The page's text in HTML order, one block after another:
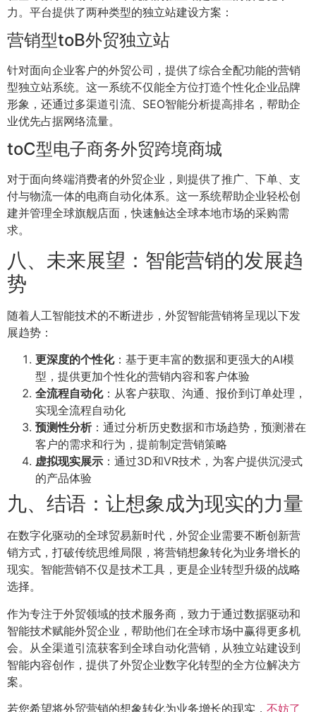
力。平台提供了两种类型的独立站建设方案：
营销型toB外贸独立站
针对面向企业客户的外贸公司，提供了综合全配功能的营销
型独立站系统。这一系统不仅能全方位打造个性化企业品牌
形象，还通过多渠道引流、SEO智能分析提高排名，帮助企
业优先占据网络流量。
toC型电子商务外贸跨境商城
对于面向终端消费者的外贸企业，则提供了推广、下单、支
付与物流一体的电商自动化体系。这一系统帮助企业轻松创
建并管理全球旗舰店面，快速触达全球本地市场的采购需
求。
八、未来展望：智能营销的发展趋
势
随着人工智能技术的不断进步，外贸智能营销将呈现以下发
展趋势：
更深度的个性化：基于更丰富的数据和更强大的AI模
型，提供更加个性化的营销内容和客户体验
全流程自动化：从客户获取、沟通、报价到订单处理，
实现全流程自动化
预测性分析：通过分析历史数据和市场趋势，预测潜在
客户的需求和行为，提前制定营销策略
虚拟现实展示 ：通过3D和VR技术，为客户提供沉浸式
的产品体验
九、结语：让想象成为现实的力量
在数字化驱动的全球贸易新时代，外贸企业需要不断创新营
销方式，打破传统思维局限，将营销想象转化为业务增长的
现实。智能营销不仅是技术工具，更是企业转型升级的战略
选择。
作为专注于外贸领域的技术服务商，致力于通过数据驱动和
智能技术赋能外贸企业，帮助他们在全球市场中赢得更多机
会。从全渠道引流获客到全球自动化营销，从独立站建设到
智能内容创作，提供了外贸企业数字化转型的全方位解决方
案。
若您希望将外贸营销的想象转化为业务增长的现实， 不妨了